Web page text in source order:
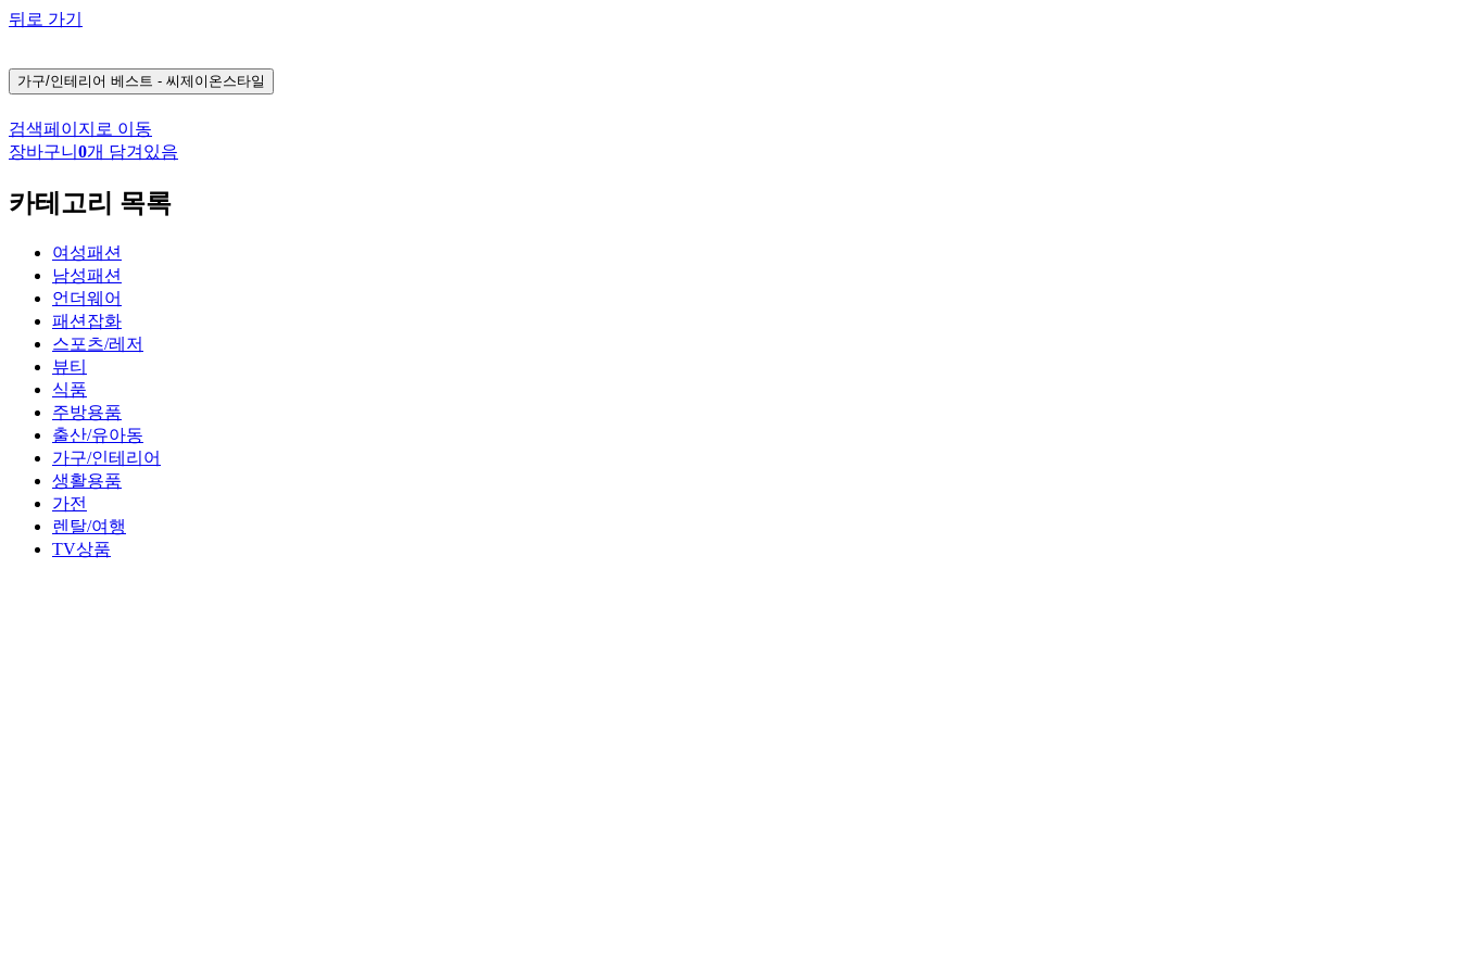
뒤로 가기
가구/인테리어 베스트 - 씨제이온스타일
검색페이지로 이동
장바구니 0개 담겨있음
카테고리 목록
여성패션
남성패션
언더웨어
패션잡화
스포츠/레저
뷰티
식품
주방용품
출산/유아동
가구/인테리어
생활용품
가전
렌탈/여행
TV상품